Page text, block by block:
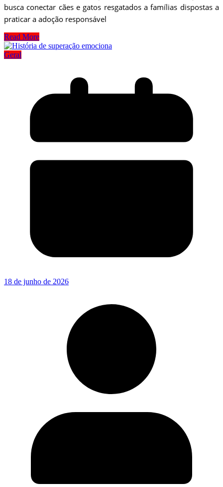
busca conectar cães e gatos resgatados a famílias dispostas a
praticar a adoção responsável
Read More
Geral
18 de junho de 2026